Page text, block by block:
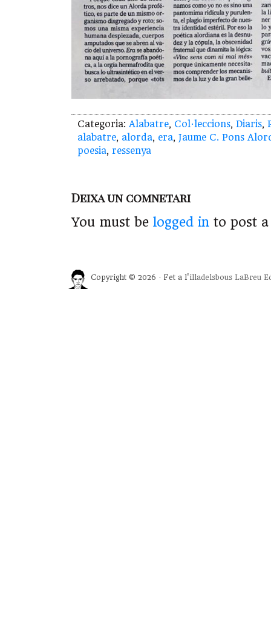
Categoria: Alabatre, Col·leccions, Diaris,
alabatre, alorda, era, Jaume C. Pons
poesia, ressenya
Deixa un comnetari
You must be logged in to post
Copyright © 2026 · Fet a l'illadelsbous LaBreu